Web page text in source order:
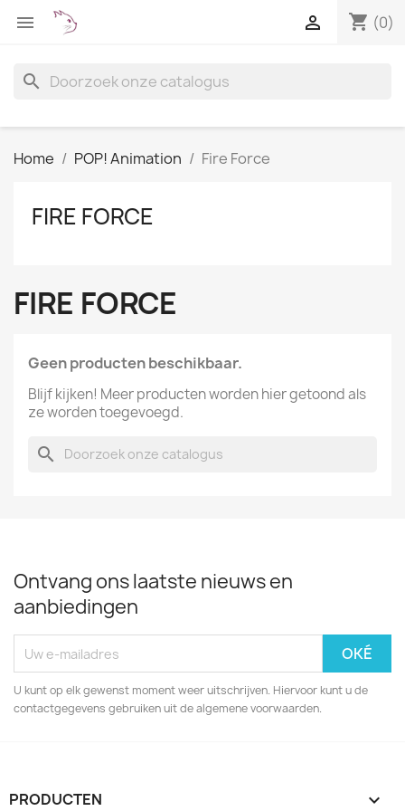
 shopping_cart (0)

search
Home POP! Animation Fire Force
FIRE FORCE
FIRE FORCE
Geen producten beschikbaar.
Blijf kijken! Meer producten worden hier getoond als
ze worden toegevoegd.
search
Ontvang ons laatste nieuws en
aanbiedingen
U kunt op elk gewenst moment weer uitschrijven. Hiervoor kunt u de
contactgegevens gebruiken uit de algemene voorwaarden.
PRODUCTEN 